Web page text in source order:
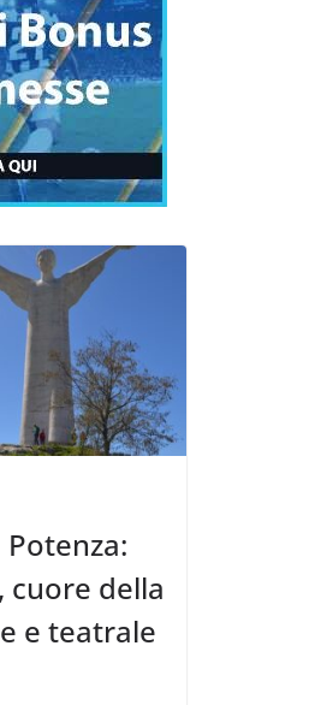
cuore della
e teatrale